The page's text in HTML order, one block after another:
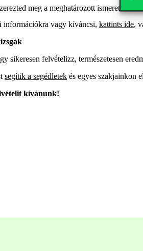
meg a meghatározott
információkra vagy kíváncsi, kattints ide,
sikeresen felvételizz, természetesen
segítik a segédletek és egyes szakjainkon
kívánunk!